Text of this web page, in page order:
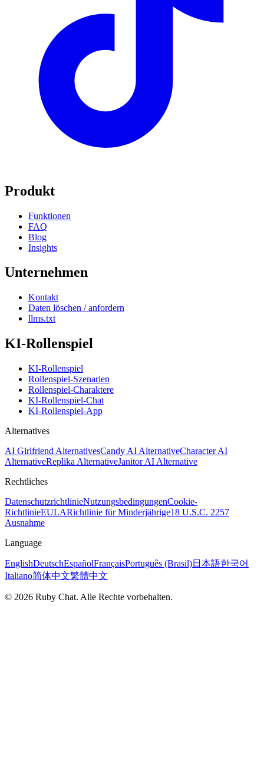
Produkt
Funktionen
FAQ
Blog
Insights
Unternehmen
Kontakt
Daten löschen / anfordern
llms.txt
KI-Rollenspiel
KI-Rollenspiel
Rollenspiel-Szenarien
Rollenspiel-Charaktere
KI-Rollenspiel-Chat
KI-Rollenspiel-App
Alternatives
AI Girlfriend AlternativesCandy AI AlternativeCharacter AI
AlternativeReplika AlternativeJanitor AI Alternative
Rechtliches
DatenschutzrichtlinieNutzungsbedingungenCookie-
RichtlinieEULARichtlinie für Minderjährige18 U.S.C. 2257
Ausnahme
Language
EnglishDeutschEspañolFrançaisPortuguês (Brasil)日本語한국어
Italiano简体中文繁體中文
© 2026 Ruby Chat. Alle Rechte vorbehalten.